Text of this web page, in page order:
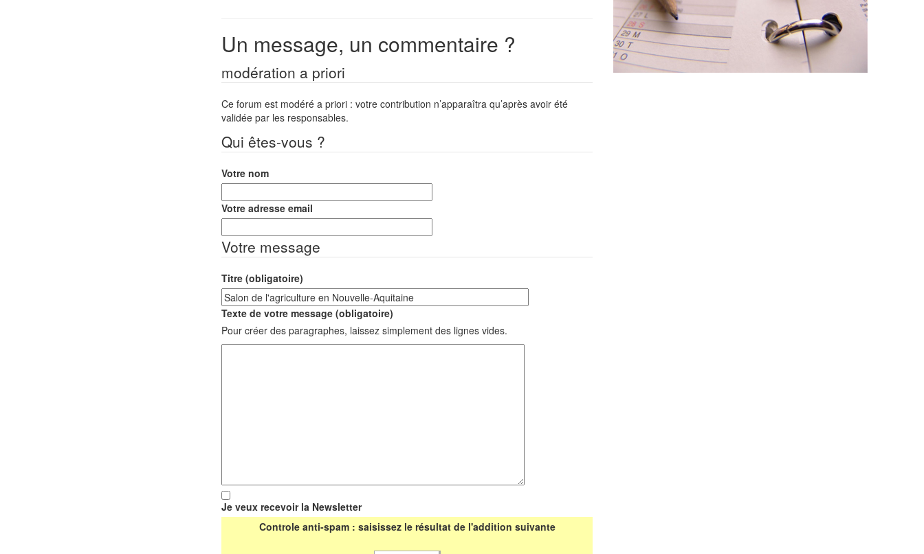
Un message, un commentaire ?
modération a priori
Ce forum est modéré a priori : votre contribution n’apparaîtra qu’après avoir été
validée par les responsables.
Qui êtes-vous ?
Votre nom
Votre adresse email
Votre message
Titre (obligatoire)
Texte de votre message (obligatoire)
Pour créer des paragraphes, laissez simplement des lignes vides.
Je veux recevoir la Newsletter
Controle anti-spam : saisissez le résultat de l'addition suivante